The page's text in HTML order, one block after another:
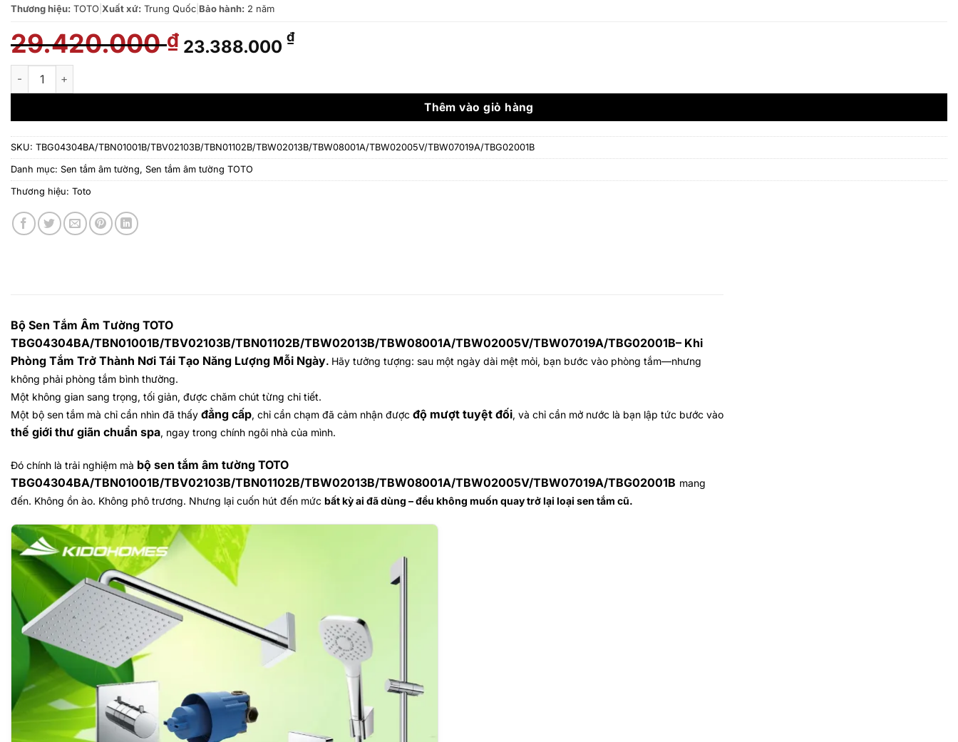
Thương hiệu: TOTO Xuất xứ: Trung Quốc Bảo hành: 2 năm
29.420.000₫ Giá
gốc
29.420.000 ₫.
23.388.000 ₫Giá
là:
Bộ sen tắm âm tường TOTO TBG04304BA/TBN01001B/TBV02103B/TBN01102B/TBW02013B/TBW08001A/TBW02005V/TBW07019A/TBG02001B số lượng
Thêm vào giỏ hàng
SKU: TBG04304BA/TBN01001B/TBV02103B/TBN01102B/TBW02013B/TBW08001A/TBW02005V/TBW07019A/TBG02001B
Danh mục: Sen tắm âm tường, Sen tắm âm tường TOTO
Thương hiệu: Toto
Bộ Sen Tắm Âm Tường TOTO
TBG04304BA/TBN01001B/TBV02103B/TBN01102B/TBW02013B/TBW08001A/TBW02005V/TBW07019A/TBG02001B– Khi
Phòng Tắm Trở Thành Nơi Tái Tạo Năng Lượng Mỗi Ngày. Hãy tưởng tượng: sau một ngày dài mệt mỏi, bạn bước vào phòng tắm—nhưng
không phải phòng tắm bình thường.
Một không gian sang trọng, tối giản, được chăm chút từng chi tiết.
Một bộ sen tắm mà chỉ cần nhìn đã thấy đẳng cấp, chỉ cần chạm đã cảm nhận được độ mượt tuyệt đối, và chỉ cần mở nước là bạn lập tức bước vào
thế giới thư giãn chuẩn spa, ngay trong chính ngôi nhà của mình.
Đó chính là trải nghiệm mà bộ sen tắm âm tường TOTO
TBG04304BA/TBN01001B/TBV02103B/TBN01102B/TBW02013B/TBW08001A/TBW02005V/TBW07019A/TBG02001B mang
đến. Không ồn ào. Không phô trương. Nhưng lại cuốn hút đến mức bất kỳ ai đã dùng – đều không muốn quay trở lại loại sen tắm cũ.